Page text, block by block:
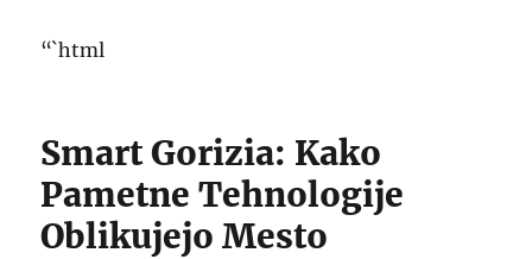
“`html
Smart Gorizia: Kako
Pametne Tehnologije
Oblikujejo Mesto